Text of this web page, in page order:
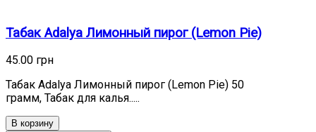
Табак Adalya Лимонный пирог (Lemon Pie)
45.00 грн
Табак Adalya Лимонный пирог (Lemon Pie) 50
грамм, Табак для калья.....
В корзину